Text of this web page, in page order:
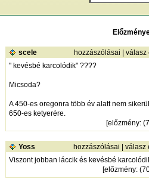
scele hozzászólásai | válasz
" kevésbé karcolódik" ????
Micsoda?
A 450-es oregonra több év alatt nem
650-es ketyerére.
[előzmény:
Yoss hozzászólásai | válasz
Viszont jobban láccik és kevésbé
[előzmény: